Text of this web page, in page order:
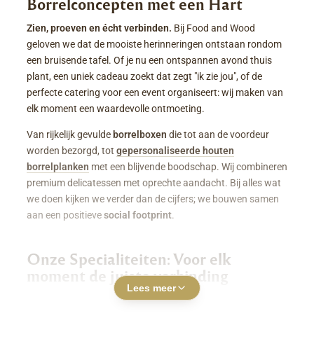
Zien, proeven en écht verbinden. Bij Food and Wood
geloven we dat de mooiste herinneringen ontstaan rondom
een bruisende tafel. Of je nu een ontspannen avond thuis
plant, een uniek cadeau zoekt dat zegt "ik zie jou", of de
perfecte catering voor een event organiseert: wij maken van
elk moment een waardevolle ontmoeting.
Van rijkelijk gevuldeborrelboxen die tot aan de voordeur
worden bezorgd, tot gepersonaliseerde houten
borrelplanken met een blijvende boodschap. Wij combineren
premium delicatessen met oprechte aandacht. Bij alles wat
we doen kijken we verder dan de cijfers; we bouwen samen
aan een positievesocial footprint.
Onze Specialiteiten: Voor elk
moment de juiste verbinding
Luxe Borrelboxen & Borrelpakketten
Lees meer